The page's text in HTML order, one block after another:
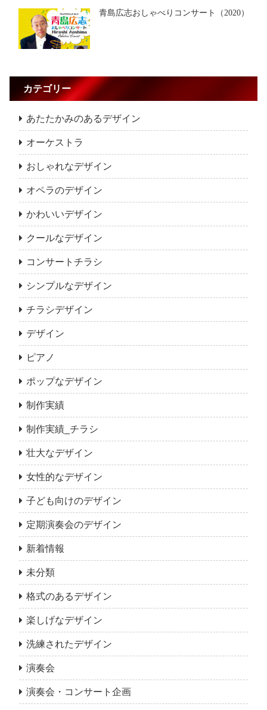
青島広志おしゃべりコンサート（2020）
カテゴリー
あたたかみのあるデザイン
オーケストラ
おしゃれなデザイン
オペラのデザイン
かわいいデザイン
クールなデザイン
コンサートチラシ
シンプルなデザイン
チラシデザイン
デザイン
ピアノ
ポップなデザイン
制作実績
制作実績_チラシ
壮大なデザイン
女性的なデザイン
子ども向けのデザイン
定期演奏会のデザイン
新着情報
未分類
格式のあるデザイン
楽しげなデザイン
洗練されたデザイン
演奏会
演奏会・コンサート企画